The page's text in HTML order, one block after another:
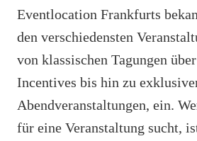
Eventlocation Frankfurts
den verschiedensten
von klassischen Tagungen
Incentives bis hin zu
Abendveranstaltungen, ein.
für eine Veranstaltung sucht,